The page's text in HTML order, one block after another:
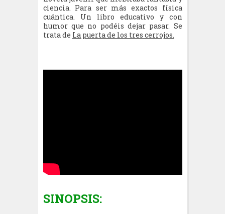
ciencia. Para ser más exactos física
cuántica. Un libro educativo y con
humor que no podéis dejar pasar. Se
trata de La puerta de los tres cerrojos.
SINOPSIS: